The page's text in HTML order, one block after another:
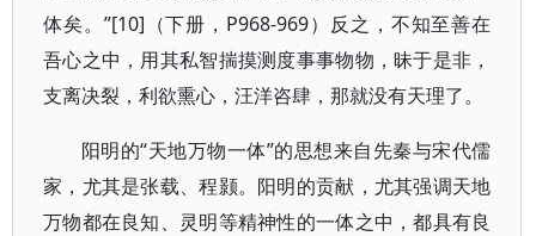
体矣。”[10]（下册，P968-969）反之，不知至善在
吾心之中，用其私智揣摸测度事事物物，昧于是非，
支离决裂，利欲熏心，汪洋咨肆，那就没有天理了。
阳明的“天地万物一体”的思想来自先秦与宋代儒
家，尤其是张载、程颢。阳明的贡献，尤其强调天地
万物都在良知、灵明等精神性的一体之中，都具有良